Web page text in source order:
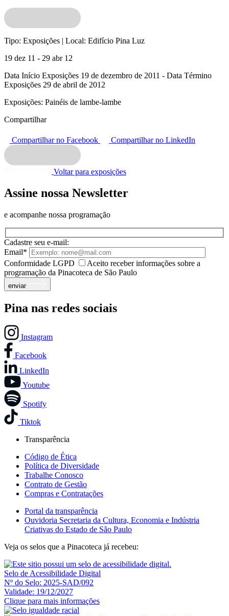
Tipo: Exposições | Local: Edifício Pina Luz
19 dez 11 - 29 abr 12
Data Início Exposições 19 de dezembro de 2011 - Data Término
Exposições 29 de abril de 2012
Exposições: Painéis de lambe-lambe
Compartilhar
Compartilhar no Facebook Compartilhar no LinkedIn
Voltar para exposições
Assine nossa Newsletter
e acompanhe nossa programação
Cadastre seu e-mail:
Email*
Conformidade LGPD
Aceito receber informações sobre a
programação da Pinacoteca de São Paulo
enviar
Pina nas redes sociais
Instagram
Facebook
LinkedIn
Youtube
Spotify
Tiktok
Transparência
Código de Ética
Política de Diversidade
Trabalhe Conosco
Contrato de Gestão
Compras e Contratações
Portal da transparência
Ouvidoria Secretaria da Cultura, Economia e Indústria
Criativas do Estado de São Paulo
Veja os selos que a Pinacoteca já recebeu:
Selo de Acessibilidade Digital
Nº do Selo: 2025-SAD/092
Validade: 19/12/2027
Clique para mais informações